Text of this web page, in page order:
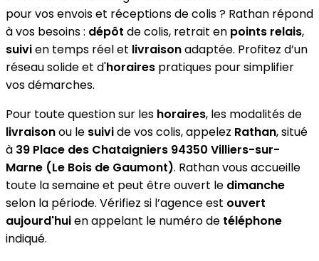
pour vos envois et réceptions de colis ? Rathan répond
à vos besoins : dépôt de colis, retrait en points relais,
suivien temps réel et livraisonadaptée. Profitez d’un
réseau solide et d'horaires pratiques pour simplifier
vos démarches.
Pour toute question sur les horaires, les modalités de
livraisonou le suivide vos colis, appelez Rathan, situé
à 39 Place des Chataigniers 94350 Villiers-sur-
Marne (Le Bois de Gaumont). Rathan vous accueille
toute la semaine et peut être ouvert le dimanche
selon la période. Vérifiez si l’agence est ouvert
aujourd'huien appelant le numéro de téléphone
indiqué.